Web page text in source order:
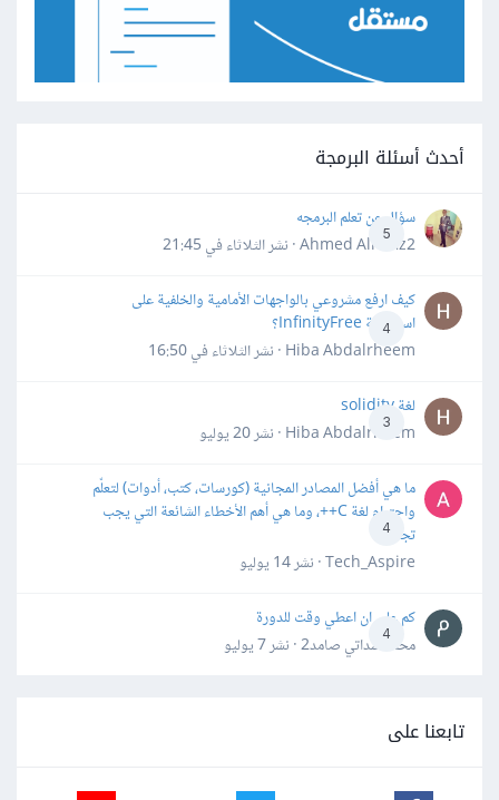
أحدث أسئلة البرمجة
5
سؤال عن تعلم البرمجه
Ahmed Alhafiz2 · نشر
الثلاثاء في 21:45
4
كيف ارفع مشروعي بالواجهات الأمامية والخلفية على
استضافة InfinityFree؟
Hiba Abdalrheem · نشر
الثلاثاء في 16:50
3
لغة solidity
Hiba Abdalrheem · نشر
20 يوليو
4
ما هي أفضل المصادر المجانية (كورسات، كتب، أدوات) لتعلّم
واحترام لغة C++، وما هي أهم الأخطاء الشائعة التي يجب
تجنبها؟
Tech_Aspire · نشر
14 يوليو
4
كم علي ان اعطي وقت للدورة
محمد سداتي صامد2 · نشر
7 يوليو
تابعنا على